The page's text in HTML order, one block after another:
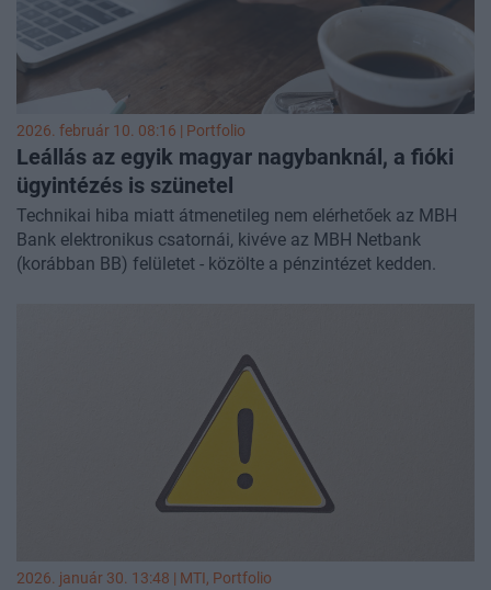
2026. február 10. 08:16 | Portfolio
Leállás az egyik magyar nagybanknál, a fióki
ügyintézés is szünetel
Technikai hiba miatt átmenetileg nem elérhetőek az MBH
Bank elektronikus csatornái, kivéve az MBH Netbank
(korábban BB) felületet - közölte a pénzintézet kedden.
2026. január 30. 13:48 | MTI, Portfolio